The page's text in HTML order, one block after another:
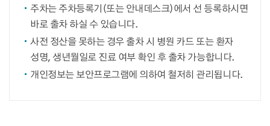
주차는 주차등록기(또는 안내데스크)에서 선 등록하시면
바로 출차 하실 수 있습니다.
사전 정산을 못하는 경우 출차 시 병원 카드 또는 환자
성명, 생년월일로 진료 여부 확인 후 출차 가능합니다.
개인정보는 보안프로그램에 의하여 철저히 관리됩니다.